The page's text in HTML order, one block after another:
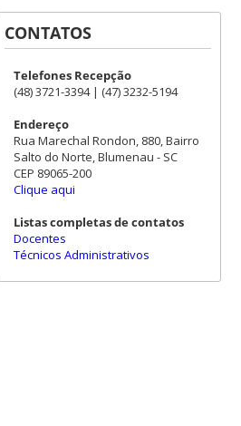
CONTATOS
Telefones Recepção
(48) 3721-3394 | (47) 3232-5194
Endereço
Rua Marechal Rondon, 880, Bairro
Salto do Norte, Blumenau - SC
CEP 89065-200
Clique aqui
Listas completas de contatos
Docentes
Técnicos Administrativos